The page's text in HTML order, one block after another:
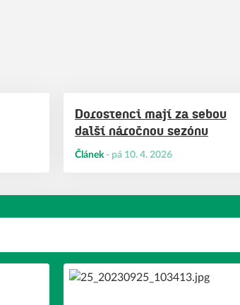
Článek- pá 10. 4. 2026
Dorostenci mají za sebou
další náročnou sezónu